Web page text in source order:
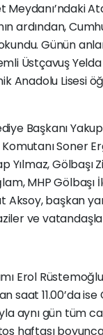
ardından,
Günün
Üstçavuş
Anadolu Lisesi
Başkanı
Soner
Gölbaşı
MHP Gölbaşı
başkan
ve
Erol
11.00’da ise
aynı gün tüm
haftası